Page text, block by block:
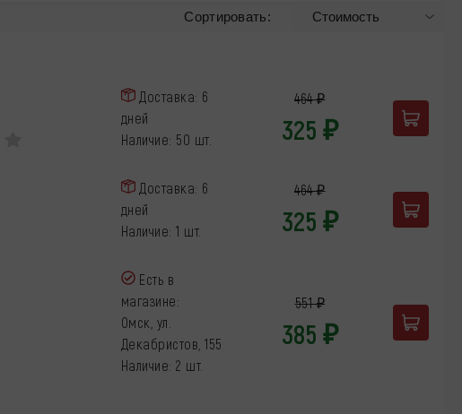
Сортировать:
Доставка: 6
дней
Наличие: 50 шт.
464 ₽
325 ₽
Доставка: 6
дней
Наличие: 1 шт.
464 ₽
325 ₽
Есть в
магазине:
Омск, ул.
Декабристов, 155
Наличие: 2 шт.
551 ₽
385 ₽